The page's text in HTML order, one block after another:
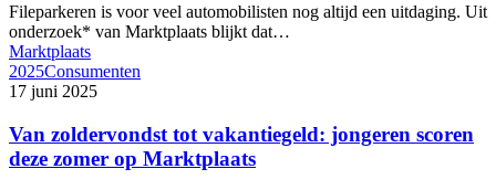
Fileparkeren is voor veel automobilisten nog altijd een uitdaging. Uit
onderzoek* van Marktplaats blijkt dat…
Marktplaats
2025Consumenten
17 juni 2025
Van zoldervondst tot vakantiegeld: jongeren scoren
deze zomer op Marktplaats